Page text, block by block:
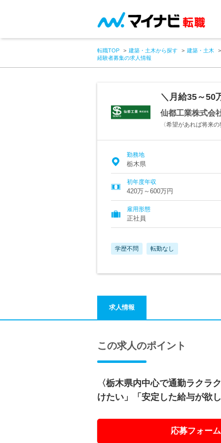
転職TOP 建築・土木から探す
建築・土木
経験者募集の求人情報
＼月給35～50
仙都工業株式会
〈希望があれば将来
勤務地
栃木県
初年度年収
420万～600万円
雇用形態
正社員
学歴不問 転勤なし
求人情報
この求人のポイント
〈栃木県内中心で通勤ラクラ
けたい」「安定した給与が欲
応募フォー